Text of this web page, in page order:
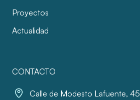
Proyectos
Actualidad
CONTACTO
Calle de Modesto Lafuente, 45